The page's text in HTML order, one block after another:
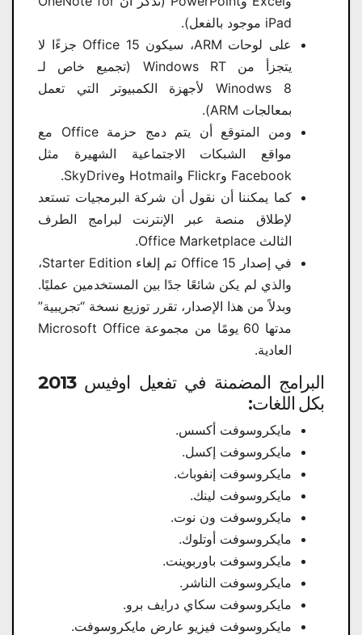
iPad موجود بالفعل).
على لوحات ARM، سيكون Office 15 جزءًا لا
يتجزأ من Windows RT (تجميع خاص لـ
Winodws 8 لأجهزة الكمبيوتر التي تعمل
بمعالجات ARM).
ومن المتوقع أن يتم دمج حزمة Office مع
مواقع الشبكات الاجتماعية الشهيرة مثل
Facebook وFlickr وHotmail وSkyDrive.
كما يمكننا أن نقول أن شركة البرمجيات تستعد
لإطلاق منصة عبر الإنترنت لبرامج الطرف
الثالث Office Marketplace.
في إصدار Office 15 تم إلغاء Starter Edition،
والذي لم يكن شائعًا جدًا بين المستخدمين عمليًا.
وبدلاً من هذا الإصدار، تقرر توزيع نسخة “تجريبية”
مدتها 60 يومًا من مجموعة Microsoft Office
العادية.
بكل اللغات:
مايكروسوفت أكسس.
مايكروسوفت إكسل.
مايكروسوفت إنفوباث.
مايكروسوفت لينك.
مايكروسوفت ون نوت.
مايكروسوفت أوتلوك.
مايكروسوفت باوربوينت.
مايكروسوفت الناشر.
مايكروسوفت سكاي درايف برو.
مايكروسوفت فيزيو عارض مايكروسوفت.